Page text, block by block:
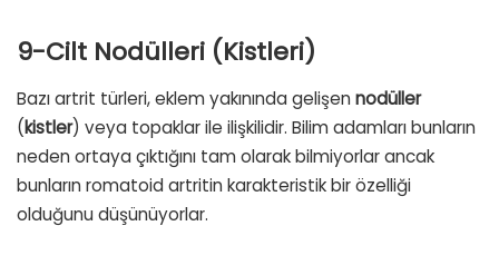
9-Cilt Nodülleri (Kistleri)
Bazı artrit türleri, eklem yakınında gelişen nodüller
(kistler) veya topaklar ile ilişkilidir. Bilim adamları bunların
neden ortaya çıktığını tam olarak bilmiyorlar ancak
bunların romatoid artritin karakteristik bir özelliği
olduğunu düşünüyorlar.